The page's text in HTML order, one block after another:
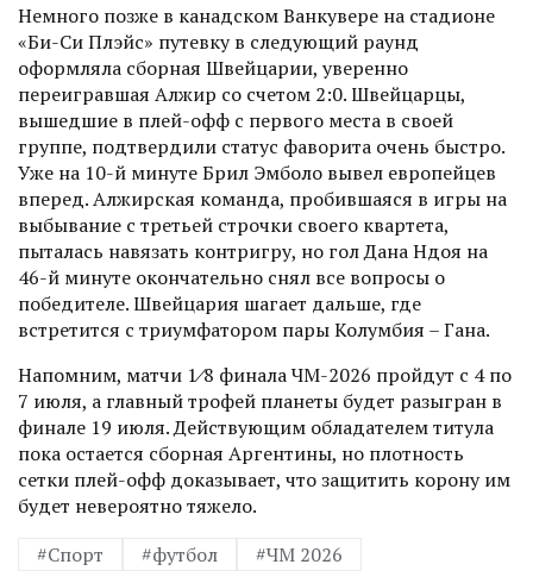
Немного позже в канадском Ванкувере на стадионе
«Би-Си Плэйс» путевку в следующий раунд
оформляла сборная Швейцарии, уверенно
переигравшая Алжир со счетом 2:0. Швейцарцы,
вышедшие в плей-офф с первого места в своей
группе, подтвердили статус фаворита очень быстро.
Уже на 10-й минуте Брил Эмболо вывел европейцев
вперед. Алжирская команда, пробившаяся в игры на
выбывание с третьей строчки своего квартета,
пыталась навязать контригру, но гол Дана Ндоя на
46-й минуте окончательно снял все вопросы о
победителе. Швейцария шагает дальше, где
встретится с триумфатором пары Колумбия – Гана.
Напомним, матчи 1⁄8 финала ЧМ-2026 пройдут с 4 по
7 июля, а главный трофей планеты будет разыгран в
финале 19 июля. Действующим обладателем титула
пока остается сборная Аргентины, но плотность
сетки плей-офф доказывает, что защитить корону им
будет невероятно тяжело.
#Спорт
#футбол #ЧМ 2026